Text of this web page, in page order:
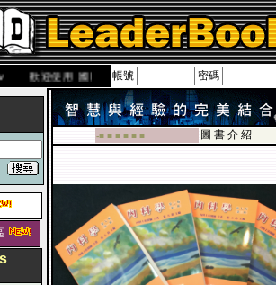
使用 國民旅遊卡！！
帳號 密碼
-■ ■ ■ ■ ■ ■ 圖 書 介 紹